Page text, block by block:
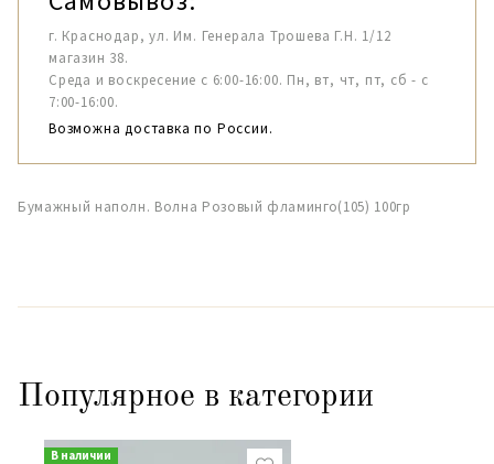
г. Краснодар, ул. Им. Генерала Трошева Г.Н. 1/12
магазин 38.
Среда и воскресение с 6:00-16:00. Пн, вт, чт, пт, сб - с
7:00-16:00.
Возможна доставка по России.
Бумажный наполн. Волна Розовый фламинго(105) 100гр
Популярное в категории
В наличии